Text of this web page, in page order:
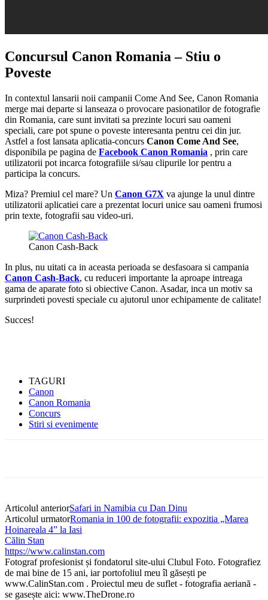
Concursul Canon Romania – Stiu o
Poveste
In contextul lansarii noii campanii Come And See, Canon Romania
merge mai departe si lanseaza o provocare pasionatilor de fotografie
din Romania, care sunt invitati sa prezinte locuri sau oameni
speciali, care pot spune o poveste interesanta pentru cei din jur.
Astfel a fost lansata aplicatia-concurs Canon Come And See,
disponibila pe pagina de Facebook Canon Romania , prin care
utilizatorii pot incarca fotografiile si/sau clipurile lor pentru a
participa la concurs.
Miza? Premiul cel mare? Un Canon G7X va ajunge la unul dintre
utilizatorii aplicatiei care a prezentat locuri unice sau oameni frumosi
prin texte, fotografii sau video-uri.
Canon Cash-Back
In plus, nu uitati ca in aceasta perioada se desfasoara si campania
Canon Cash-Back, cu reduceri importante la aproape intreaga
gama de aparate foto si obiective Canon. Asadar, inca un motiv sa
surprindeti povesti speciale cu ajutorul unor echipamente de calitate!
Succes!
TAGURI
Canon
Canon Romania
Concurs
Stiri si evenimente
Articolul anteriorSafari in Namibia cu Dan Dinu
Articolul urmatorRomania in 100 de fotografii: expozitia „Marea
Hoinareala 4” la Iasi
Călin Stan
https://www.calinstan.com
Fotograf profesionist și fondatorul site-ului Clubul Foto. Fotografiez
de mai bine de 15 ani, iar portofoliul meu îl găsești pe
www.CalinStan.com . Proiectul meu de suflet - fotografia aeriană -
se gasește aici: www.TheDrone.ro